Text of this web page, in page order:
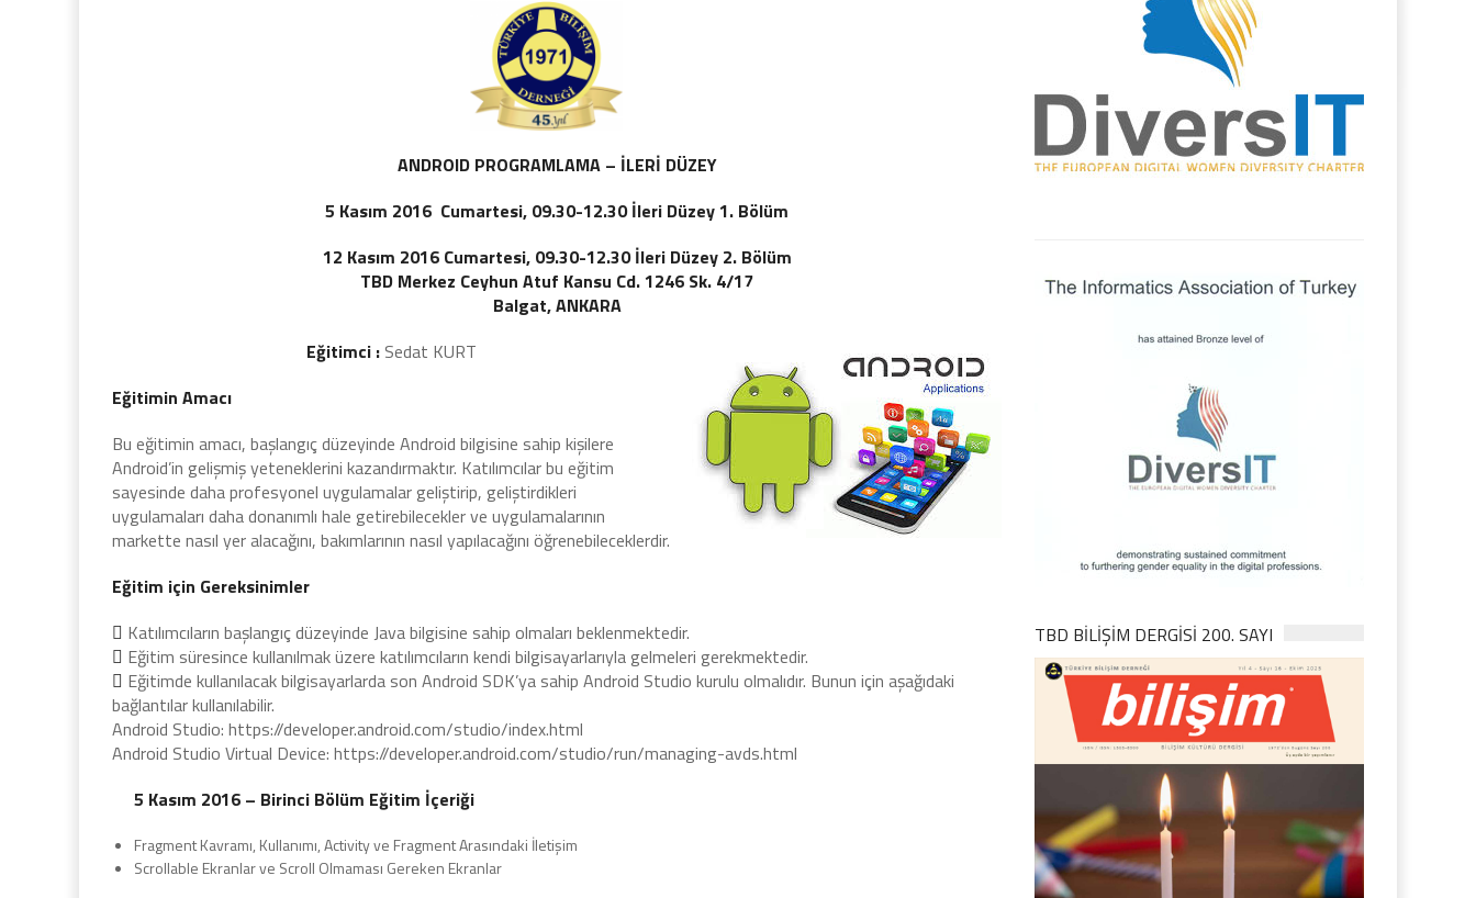
ANDROID PROGRAMLAMA – İLERİ DÜZEY
5 Kasım 2016 Cumartesi, 09.30-12.30 İleri Düzey 1. Bölüm
12 Kasım 2016 Cumartesi, 09.30-12.30 İleri Düzey 2. Bölüm
TBD Merkez Ceyhun Atuf Kansu Cd. 1246 Sk. 4/17
Balgat, ANKARA
Eğitimci :Sedat KURT
Eğitimin Amacı
Bu eğitimin amacı, başlangıç düzeyinde Android bilgisine sahip kişilere
Android’in gelişmiş yeteneklerini kazandırmaktır. Katılımcılar bu eğitim
sayesinde daha profesyonel uygulamalar geliştirip, geliştirdikleri
uygulamaları daha donanımlı hale getirebilecekler ve uygulamalarının
markette nasıl yer alacağını, bakımlarının nasıl yapılacağını öğrenebileceklerdir.
Eğitim için Gereksinimler
 Katılımcıların başlangıç düzeyinde Java bilgisine sahip olmaları beklenmektedir.
 Eğitim süresince kullanılmak üzere katılımcıların kendi bilgisayarlarıyla gelmeleri gerekmektedir.
 Eğitimde kullanılacak bilgisayarlarda son Android SDK’ya sahip Android Studio kurulu olmalıdır. Bunun için aşağıdaki
bağlantılar kullanılabilir.
Android Studio: https://developer.android.com/studio/index.html
Android Studio Virtual Device: https://developer.android.com/studio/run/managing-avds.html
5 Kasım 2016 – Birinci Bölüm Eğitim İçeriği
Fragment Kavramı, Kullanımı, Activity ve Fragment Arasındaki İletişim
Scrollable Ekranlar ve Scroll Olmaması Gereken Ekranlar
TBD BILIŞIM DERGISI 200. SAYI